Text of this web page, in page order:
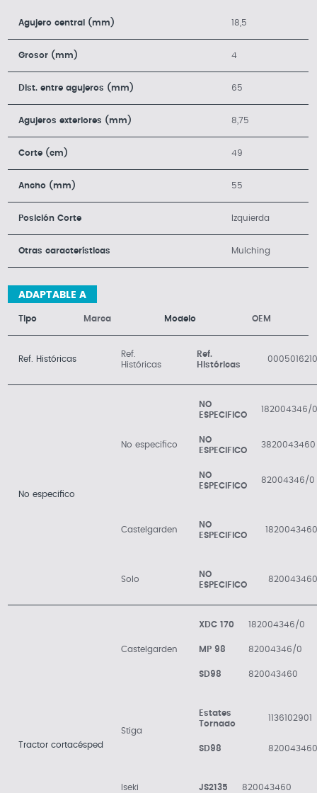
Agujero central (mm) 18,5
Grosor (mm) 4
Dist. entre agujeros (mm) 65
Agujeros exteriores (mm) 8,75
Corte (cm) 49
Ancho (mm) 55
Posición Corte Izquierda
Otras características Mulching
ADAPTABLE A
Tipo Marca Modelo OEM
Ref. Históricas
Ref.
Históricas
Ref.
Históricas
No especifico
No especifico
NO
ESPECIFICO
182004346/
NO
ESPECIFICO
3820043460
NO
ESPECIFICO
82004346/0
Castelgarden
NO
ESPECIFICO
Solo
NO
ESPECIFICO
Tractor cortacésped
Castelgarden
XDC 170 182004346/0
MP 98 82004346/0
SD98 820043460
Stiga
Estates
Tornado
1136102901
SD98
Iseki JS2135 820043460